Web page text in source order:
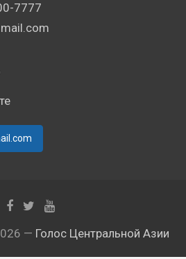
7777
— Голос Центральной Азии